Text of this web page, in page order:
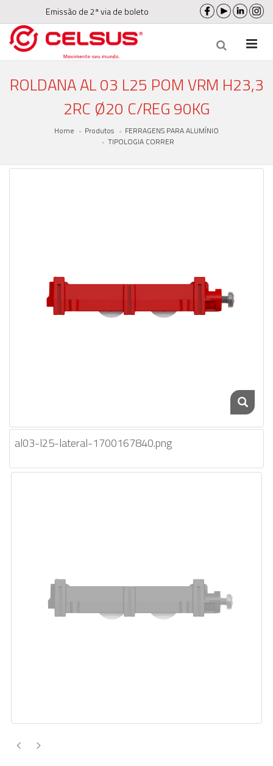
Emissão de 2ª via de boleto
ROLDANA AL 03 L25 POM VRM H23,3
2RC Ø20 C/REG 90KG
Home Produtos
FERRAGENS PARA ALUMÍNIO
TIPOLOGIA CORRER
al03-l25-lateral-1700167840.png